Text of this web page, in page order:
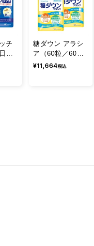
チ
糖ダウン アラシ
ア（60粒／60日
分）
¥11,664税込